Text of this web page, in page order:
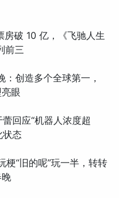
破 10 亿，《飞驰人生
前三
创造多个全球第一，
眼
回应“机器人浓度超
状态
梗“旧的呢”玩一半，转转